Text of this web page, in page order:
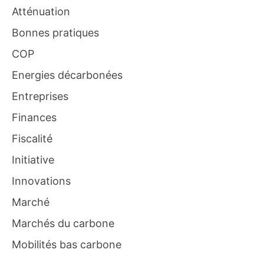
Atténuation
Bonnes pratiques
COP
Energies décarbonées
Entreprises
Finances
Fiscalité
Initiative
Innovations
Marché
Marchés du carbone
Mobilités bas carbone